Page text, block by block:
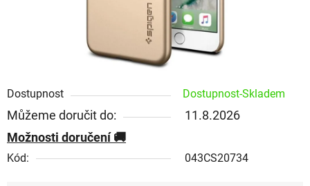
Dostupnost Dostupnost-Skladem
Můžeme doručit do:
11.8.2026
Možnosti doručení
Kód: 043CS20734